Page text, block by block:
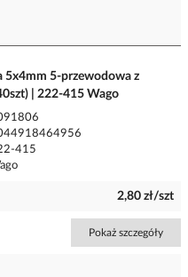
5x4mm 5-przewodowa z
| 222-415 Wago
415
2,80 zł/szt
Pokaż szczegóły